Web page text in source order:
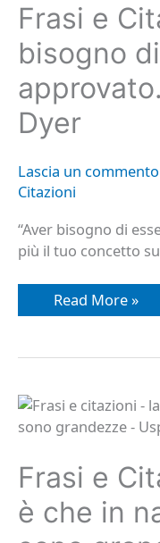
Frasi e
bisogno
Dyer
Lascia un commento
Citazioni
“Aver bisogno di
più il tuo concetto
di
essere
approvato…
Wayne
Walter
Dyer
Read More »
Frasi e
è che in
Frasi
e
Citazioni:
è
che
in
natura
non